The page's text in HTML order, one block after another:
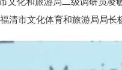
清市文化体育和旅游局局长